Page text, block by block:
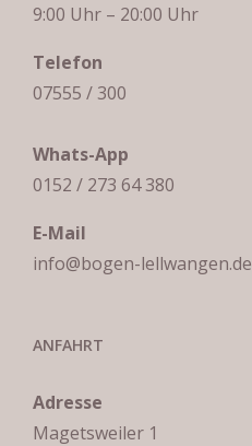
9:00 Uhr – 20:00 Uhr
Telefon
07555 / 300
Whats-App
0152 / 273 64 380
E-Mail
info@bogen-lellwangen.de
ANFAHRT
Adresse
Magetsweiler 1